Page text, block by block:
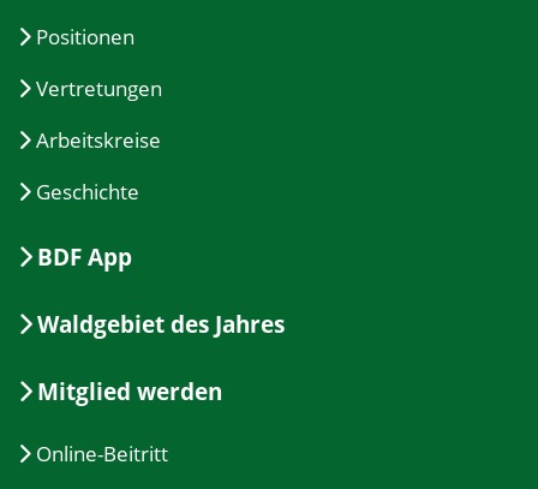
Positionen
Vertretungen
Arbeitskreise
Geschichte
BDF App
Waldgebiet des Jahres
Mitglied werden
Online-Beitritt